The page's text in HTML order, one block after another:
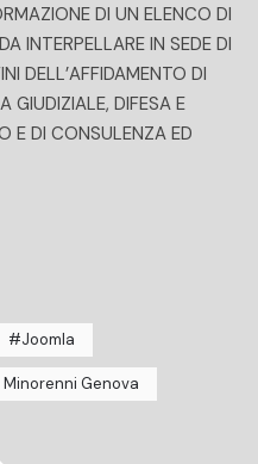
DI UN ELENCO DI
INTERPELLARE IN SEDE DI
DELL’AFFIDAMENTO DI
GIUDIZIALE, DIFESA E
E DI CONSULENZA ED
Joomla
Genova